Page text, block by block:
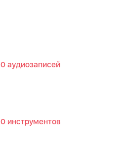
0 аудиозаписей
0 инструментов